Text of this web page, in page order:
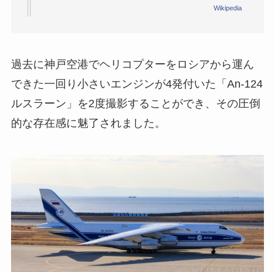
Wikipedia
過去に神戸空港でヘリコプターをロシアから運ん
できた一回り小さいエンジンが4発付いた「An-124
ルスラーン」を2度撮影することができ、その圧倒
的な存在感に魅了されました。